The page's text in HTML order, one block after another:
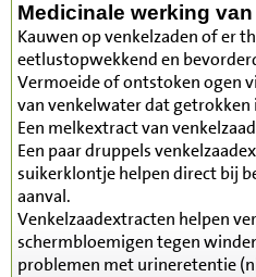
Medicinale werking van
Kauwen op venkelzaden of er
eetlustopwekkend en
Vermoeide of ontstoken ogen
van venkelwater dat getrokken
Een melkextract van
Een paar druppels
suikerklontje helpen direct bij
aanval.
Venkelzaadextracten helpen
schermbloemigen tegen
problemen met urineretentie